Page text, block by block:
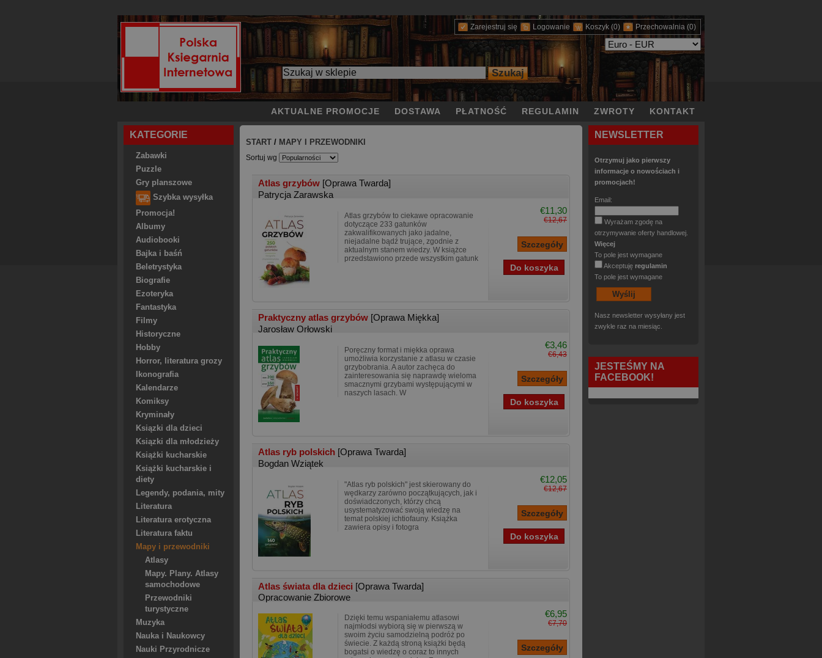
Zarejestruj się Logowanie Koszyk (0) Przechowalnia (0)
AKTUALNE PROMOCJE DOSTAWA PŁATNOŚĆ REGULAMIN ZWROTY KONTAKT
KATEGORIE
Zabawki
Puzzle
Gry planszowe
Szybka wysyłka
Promocja!
Albumy
Audiobooki
Bajka i baśń
Beletrystyka
Biografie
Ezoteryka
Fantastyka
Filmy
Historyczne
Hobby
Horror, literatura grozy
Ikonografia
Kalendarze
Komiksy
Kryminały
Ksiązki dla dzieci
Ksiązki dla młodzieży
Książki kucharskie
Książki kucharskie i
diety
Legendy, podania, mity
Literatura
Literatura erotyczna
Literatura faktu
Mapy i przewodniki
Atlasy
Mapy. Plany. Atlasy
samochodowe
Przewodniki
turystyczne
Muzyka
Nauka i Naukowcy
Nauki Przyrodnicze
START / MAPY I PRZEWODNIKI
Sortuj wg
Atlas grzybów [Oprawa Twarda]
Patrycja Zarawska
Atlas grzybów to ciekawe opracowanie
dotyczące 233 gatunków
zakwalifikowanych jako jadalne,
niejadalne bądź trujące, zgodnie z
aktualnym stanem wiedzy. W książce
przedstawiono przede wszystkim gatunk
€11,30
€12,67
Praktyczny atlas grzybów [Oprawa Miękka]
Jarosław Orłowski
Poręczny format i miękka oprawa
umożliwia korzystanie z atlasu w czasie
grzybobrania. A autor zachęca do
zainteresowania się naprawdę wieloma
smacznymi grzybami występującymi w
naszych lasach. W
€3,46
€6,43
Atlas ryb polskich [Oprawa Twarda]
Bogdan Wziątek
"Atlas ryb polskich" jest skierowany do
wędkarzy zarówno początkujących, jak i
doświadczonych, którzy chcą
usystematyzować swoją wiedzę na
temat polskiej ichtiofauny. Książka
zawiera opisy i fotogra
€12,05
€12,67
Atlas świata dla dzieci [Oprawa Twarda]
Opracowanie Zbiorowe
Dzięki temu wspaniałemu atlasowi
najmłodsi wybiorą się w pierwszą w
swoim życiu samodzielną podróż po
świecie. Z każdą stroną książki będą
bogatsi o wiedzę o coraz to innych
€6,95
€7,70
NEWSLETTER
Otrzymuj jako pierwszy
informacje o nowościach i
promocjach!
Email:
Wyrażam zgodę na
otrzymywanie oferty handlowej.
Więcej
To pole jest wymagane
Akceptuję regulamin
To pole jest wymagane
Nasz newsletter wysyłany jest
zwykle raz na miesiąc.
JESTEŚMY NA
FACEBOOK!